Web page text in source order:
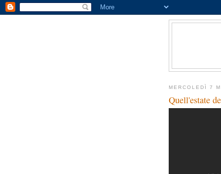
MERCOLEDÌ 7
Quell'estate